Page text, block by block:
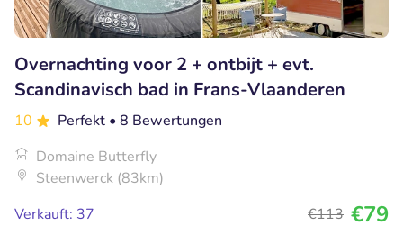
Overnachting voor 2 + ontbijt + evt.
Scandinavisch bad in Frans-Vlaanderen
10 Perfekt • 8 Bewertungen
Domaine Butterfly
Steenwerck (83km)
Verkauft: 37
€113 €79